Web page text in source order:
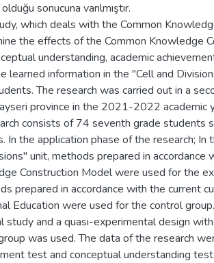
sonucuna varılmıştır.
which deals with the Common
the effects of the Common Knowledge
understanding, academic
learned information in the "Cell and
The research was carried out in a
province in the 2021-2022 academic
consists of 74 seventh grade students
In the application phase of the research; In
unit, methods prepared in accordance
Construction Model were used for the
prepared in accordance with the current
Education were used for the control
study and a quasi-experimental design
was used. The data of the research
test and conceptual understanding